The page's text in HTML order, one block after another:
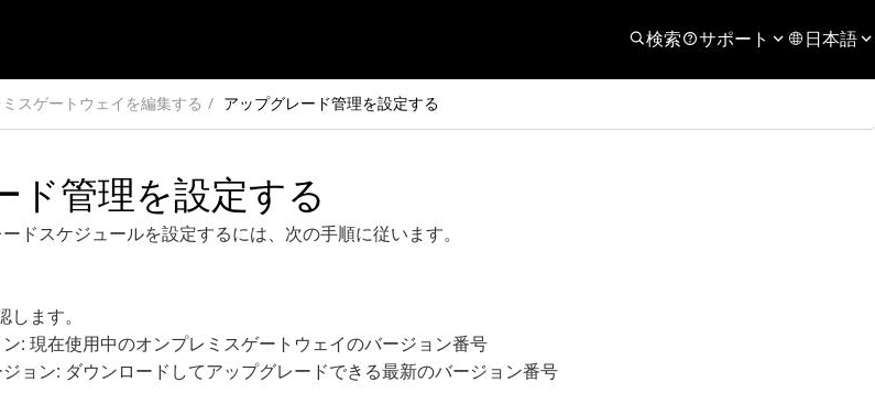
検索 サポート 日本語
スゲートウェイを編集する アップグレード管理を設定する
ド管理を設定する
ドスケジュールを設定するには、次の手順に従います。
ます。
: 現在使用中のオンプレミスゲートウェイのバージョン番号
ョン: ダウンロードしてアップグレードできる最新のバージョン番号